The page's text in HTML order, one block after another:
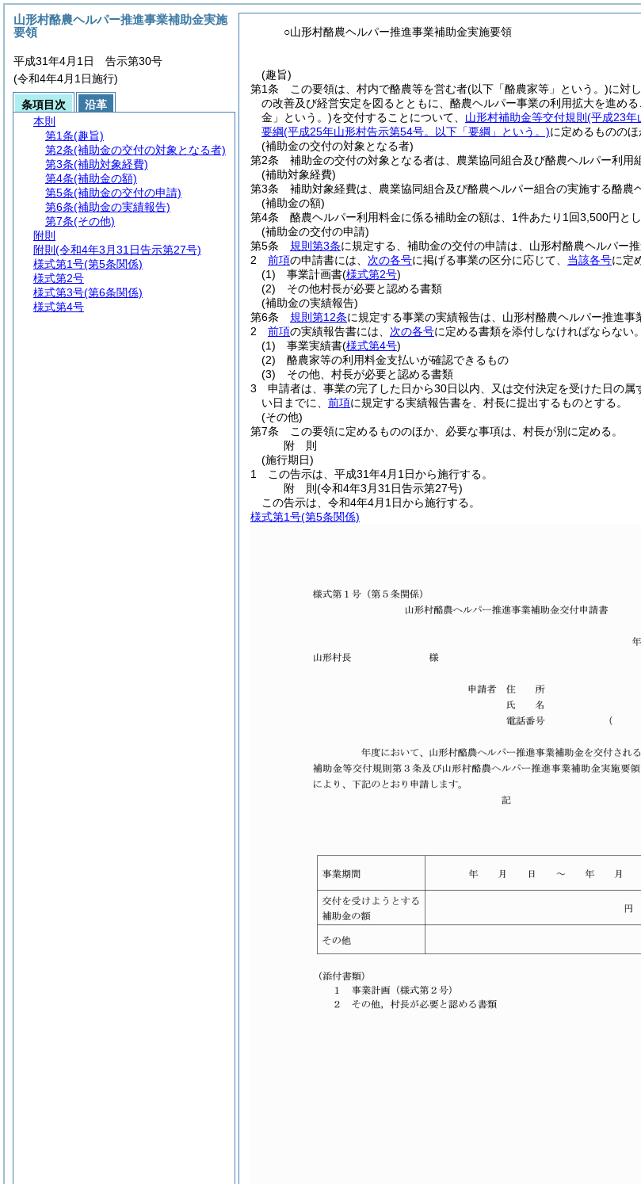
○山形村酪農ヘルパー推進事業補助金実施要領
(趣旨)
第1条
この要領は、村内で酪農等を営む者(以下「酪農家等」という。)に対
の改善及び経営安定を図るとともに、酪農ヘルパー事業の利用拡大を進め
金」という。)を交付することについて、 山形村補助金等交付規則 (平成23年
要綱(平成25年山形村告示第54号。以下「要綱」という。)に定めるものの
(補助金の交付の対象となる者)
第2条
補助金の交付の対象となる者は、農業協同組合及び酪農ヘルパー利用
(補助対象経費)
第3条
補助対象経費は、農業協同組合及び酪農ヘルパー組合の実施する酪農
(補助金の額)
第4条
酪農ヘルパー利用料金に係る補助金の額は、1件あたり1回3,500円と
(補助金の交付の申請)
第5条
規則第3条に規定する、補助金の交付の申請は、山形村酪農ヘルパー
2
前項の申請書には、 次の各号に掲げる事業の区分に応じて、 当該各号に定
(1)
事業計画書(様式第2号)
(2)
その他村長が必要と認める書類
(補助金の実績報告)
第6条
規則第12条に規定する事業の実績報告は、山形村酪農ヘルパー推進事
2
前項の実績報告書には、 次の各号に定める書類を添付しなければならない。
(1)
事業実績書(様式第4号)
(2)
酪農家等の利用料金支払いが確認できるもの
(3)
その他、村長が必要と認める書類
3
申請者は、事業の完了した日から30日以内、又は交付決定を受けた日の属
い日までに、 前項に規定する実績報告書を、村長に提出するものとする。
(その他)
第7条
この要領に定めるもののほか、必要な事項は、村長が別に定める。
附 則
(施行期日)
1
この告示は、平成31年4月1日から施行する。
附 則(令和4年3月31日告示第27号)
この告示は、令和4年4月1日から施行する。
様式第1号(第5条関係)
山形村酪農ヘルパー推進事業補助金実施
要領
平成31年4月1日 告示第30号
(令和4年4月1日施行)
条項目次
沿革
本則
第1条(趣旨)
第2条(補助金の交付の対象となる者)
第3条(補助対象経費)
第4条(補助金の額)
第5条(補助金の交付の申請)
第6条(補助金の実績報告)
第7条(その他)
附則
附則 (令和4年3月31日告示第27号)
様式第1号(第5条関係)
様式第2号
様式第3号(第6条関係)
様式第4号